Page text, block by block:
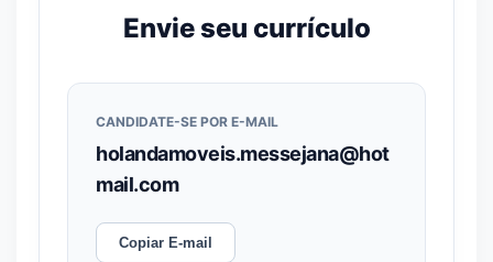
Envie seu currículo
CANDIDATE-SE POR E-MAIL
holandamoveis.messejana@hot
mail.com
Copiar E-mail